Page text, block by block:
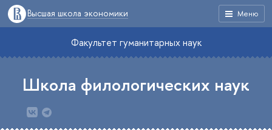
Меню
Высшая школа экономики
Факультет гуманитарных наук
Школа филологических наук